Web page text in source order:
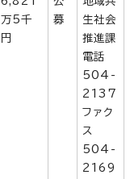
万5千
円
募
生社会
推進課
電話
504-
2137
ファク
ス
504-
2169